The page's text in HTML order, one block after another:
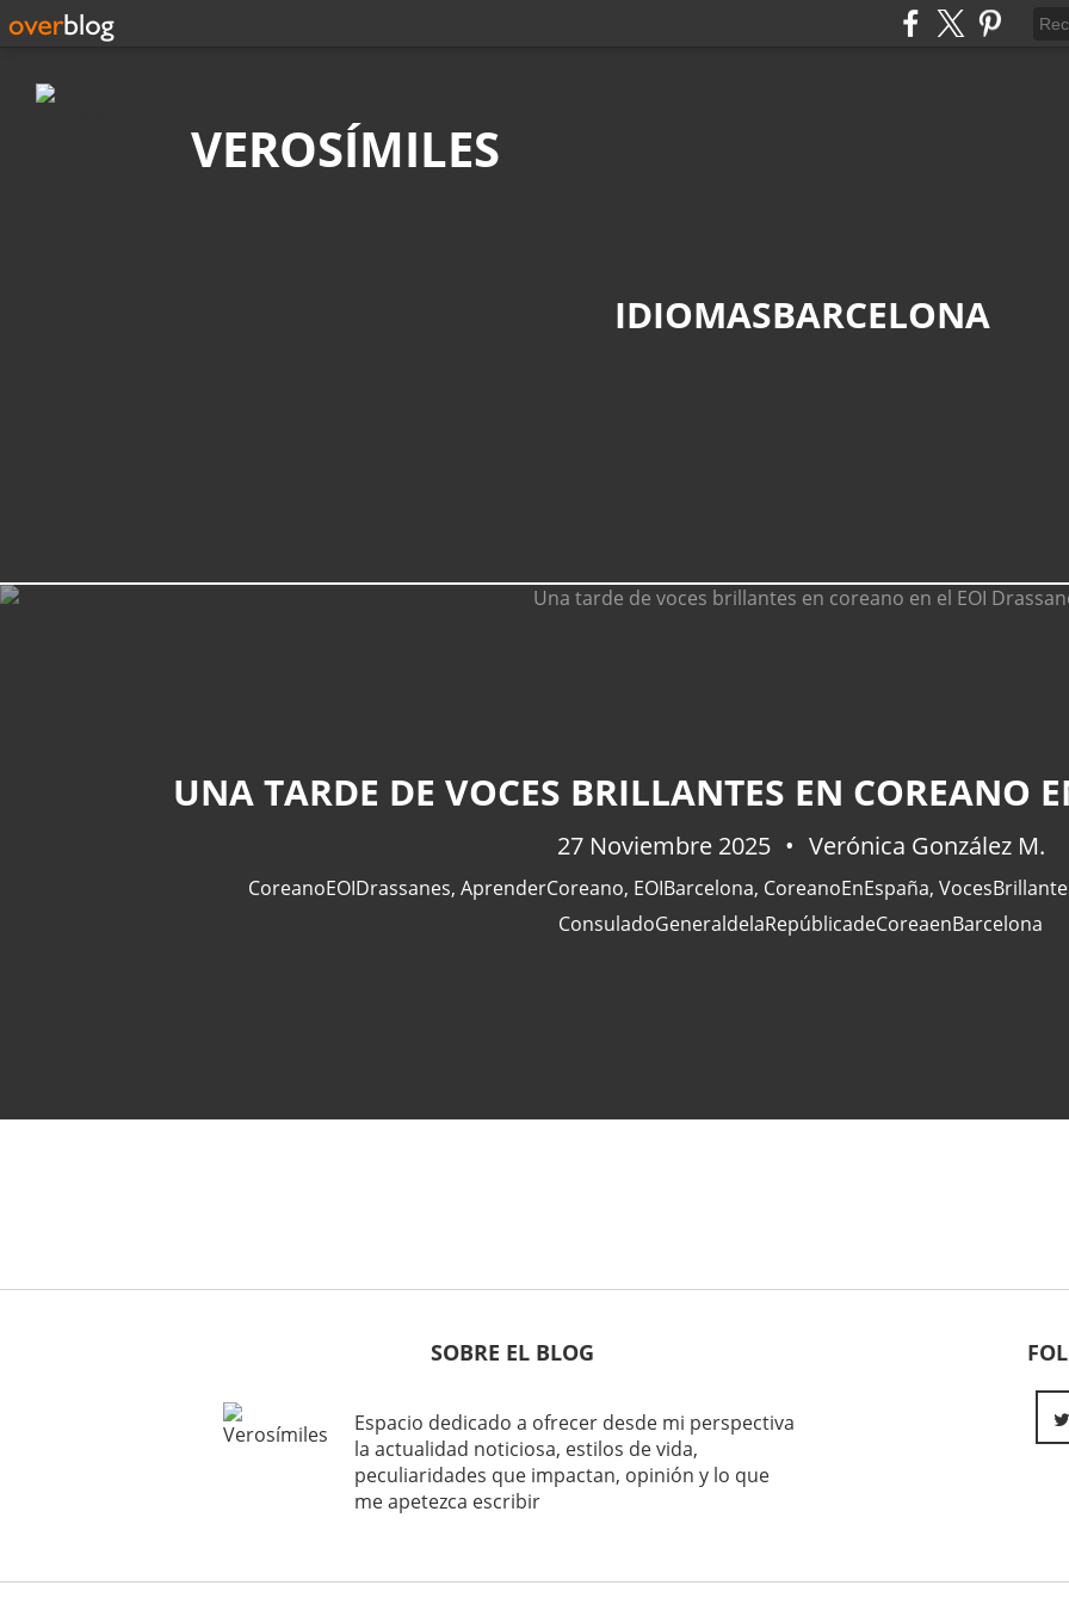
VEROSÍMILES
IDIOMASBARCELONA
UNA TARDE DE VOCES BRILLANTES EN COREANO
27 Noviembre 2025 Verónica González M.
CoreanoEOIDrassanes, AprenderCoreano, EOIBarcelona, CoreanoEnEspaña,
ConsuladoGeneraldelaRepúblicadeCoreaenBarcelona
SOBRE EL BLOG
Espacio dedicado a ofrecer desde mi perspectiva
la actualidad noticiosa, estilos de vida,
peculiaridades que impactan, opinión y lo que
me apetezca escribir